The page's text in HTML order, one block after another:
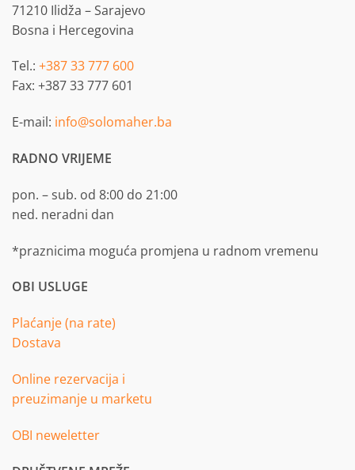
71210 Ilidža – Sarajevo
Bosna i Hercegovina
Tel.: +387 33 777 600
Fax: +387 33 777 601
E-mail: info@solomaher.ba
RADNO VRIJEME
pon. – sub. od 8:00 do 21:00
ned. neradni dan
*praznicima moguća promjena u radnom vremenu
OBI USLUGE
Plaćanje (na rate)
Dostava
Online rezervacija i
preuzimanje u marketu
OBI neweletter